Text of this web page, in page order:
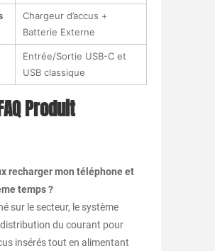
Chargeur d’accus +
Batterie Externe
Entrée/Sortie USB-C et
USB classique
Produit
recharger mon téléphone et
temps ?
sur le secteur, le système
du courant pour
insérés tout en alimentant